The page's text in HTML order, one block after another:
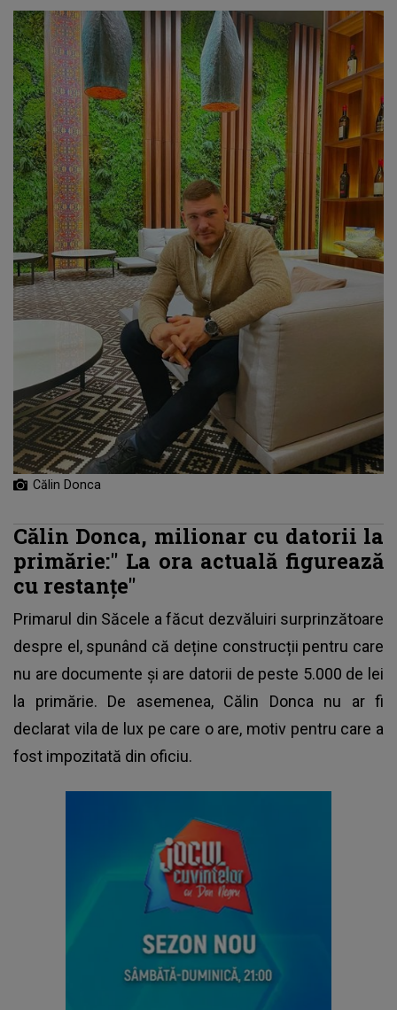
Călin Donca
Călin Donca, milionar cu datorii la
primărie:" La ora actuală figurează
cu restanţe"
Primarul din Săcele a făcut dezvăluiri surprinzătoare
despre el, spunând că deține construcții pentru care
nu are documente și are datorii de peste 5.000 de lei
la primărie. De asemenea, Călin Donca nu ar fi
declarat vila de lux pe care o are, motiv pentru care a
fost impozitată din oficiu.